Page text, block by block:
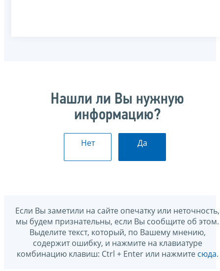
Нашли ли Вы нужную
информацию?
Нет Да
Если Вы заметили на сайте опечатку или неточность,
мы будем признательны, если Вы сообщите об этом.
Выделите текст, который, по Вашему мнению,
содержит ошибку, и нажмите на клавиатуре
комбинацию клавиш: Ctrl + Enter или нажмите сюда.